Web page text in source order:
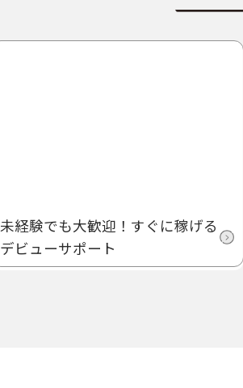
未経験でも大歓迎！すぐに稼げる
デビューサポート